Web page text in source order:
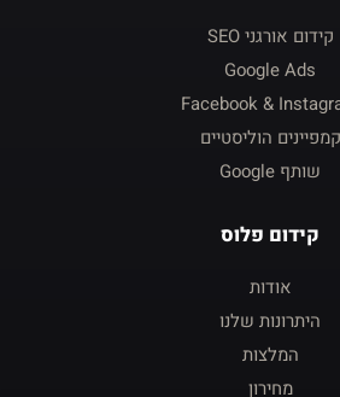
קידום אורגני SEO
Google Ads
Facebook &
קמפיינים הוליסטיים
שותף Google
קידום פלוס
אודות
היתרונות שלנו
המלצות
מחירון